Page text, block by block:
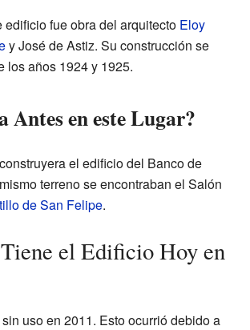
edificio fue obra del arquitecto Eloy
y José de Astiz. Su construcción se
los años 1924 y 1925.
Antes en este Lugar?
el edificio del Banco de
terreno se encontraban el Salón
de San Felipe.
el Edificio Hoy en
uso en 2011. Esto ocurrió debido a